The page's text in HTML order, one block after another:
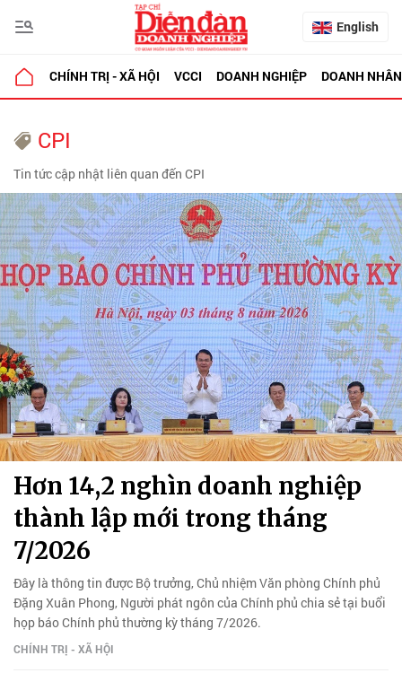
English
CHÍNH TRỊ - XÃ HỘI VCCI DOANH NGHIỆP DOANH NHÂN
CPI
Tin tức cập nhật liên quan đến CPI
Hơn 14,2 nghìn doanh nghiệp
thành lập mới trong tháng
7/2026
Đây là thông tin được Bộ trưởng, Chủ nhiệm Văn phòng Chính phủ
Đặng Xuân Phong, Người phát ngôn của Chính phủ chia sẻ tại buổi
họp báo Chính phủ thường kỳ tháng 7/2026.
CHÍNH TRỊ - XÃ HỘI